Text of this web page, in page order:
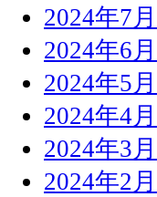
2024年7月
2024年6月
2024年5月
2024年4月
2024年3月
2024年2月